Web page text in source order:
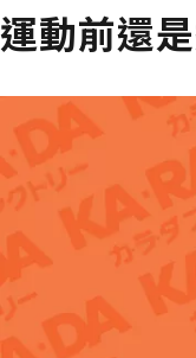
運動前還